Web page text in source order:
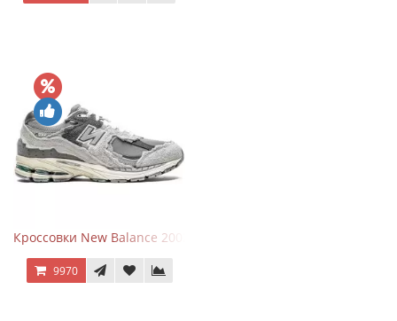
Кроссовки New Balance 2002R Protection Pack Grey
9970